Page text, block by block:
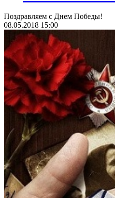
Поздравляем с Днем Победы!
08.05.2018 15:00